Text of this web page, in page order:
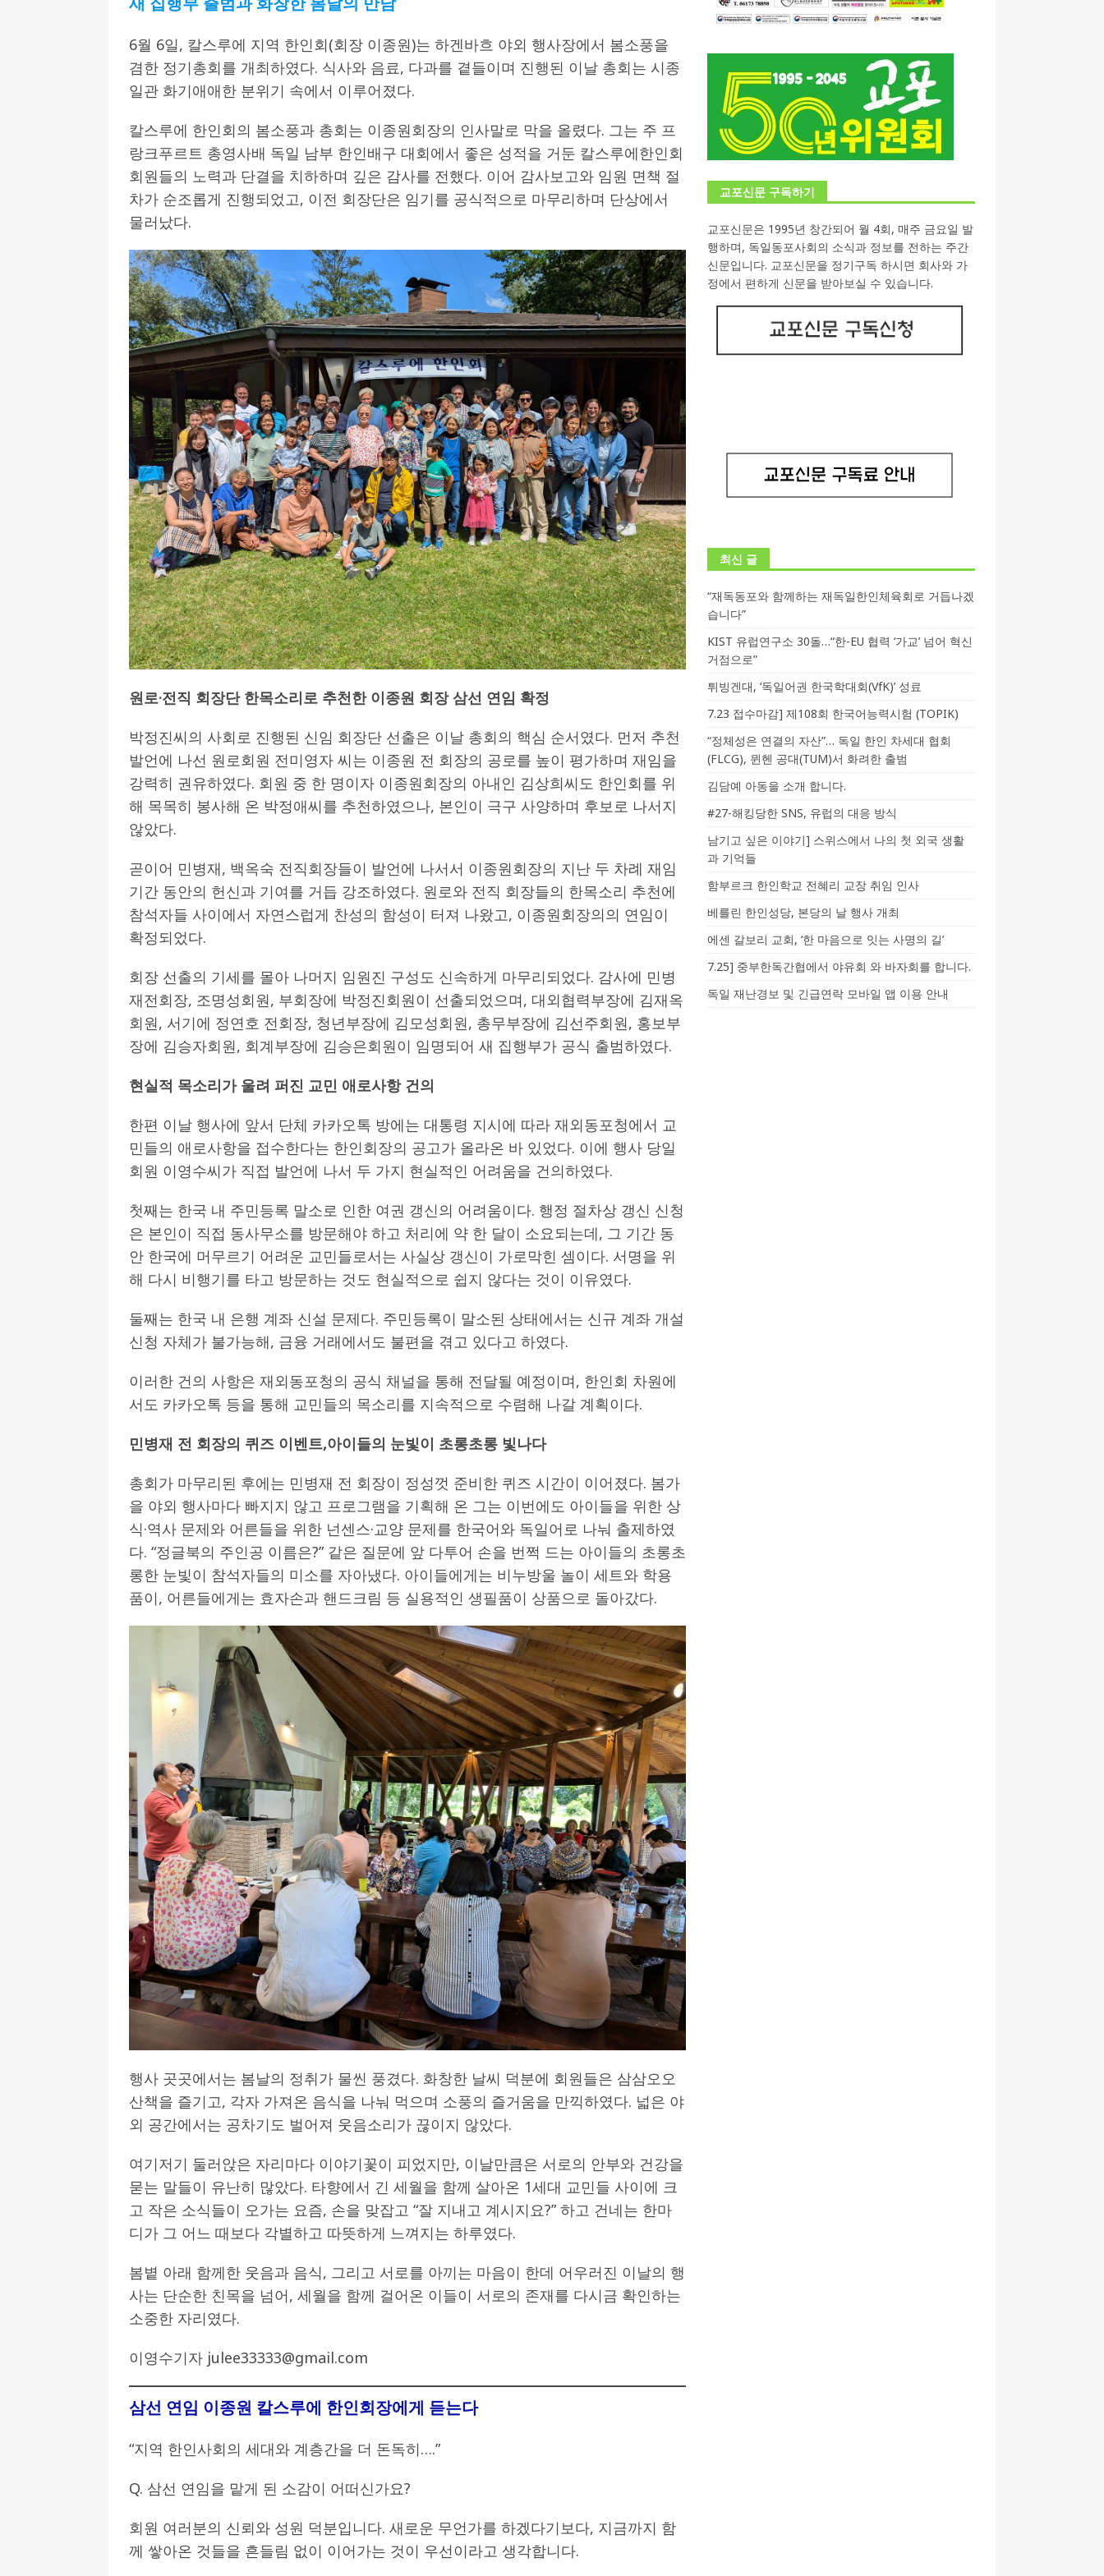
[ 2026-07-20 ] 7.23 접수마감] 제108회 한국어능력시험 (TOPIK)
게시판 / 행사 / 알림
[ 2026-07-20 ] 김담예 아동을 소개 합니다.
사랑의 손길
[ 2022-03-20 ]
사진의 주인을 찾습니다. 게시판 / 행사 / 알림
6월 6일, 칼스루에 지역 한인회(회장 이종원)는 하겐바흐 야외 행사장에서 봄소풍을
겸한 정기총회를 개최하였다. 식사와 음료, 다과를 곁들이며 진행된 이날 총회는 시종
일관 화기애애한 분위기 속에서 이루어졌다.
칼스루에 한인회의 봄소풍과 총회는 이종원회장의 인사말로 막을 올렸다. 그는 주 프
랑크푸르트 총영사배 독일 남부 한인배구 대회에서 좋은 성적을 거둔 칼스루에한인회
회원들의 노력과 단결을 치하하며 깊은 감사를 전했다. 이어 감사보고와 임원 면책 절
차가 순조롭게 진행되었고, 이전 회장단은 임기를 공식적으로 마무리하며 단상에서
물러났다.
원로·전직 회장단 한목소리로 추천한 이종원 회장 삼선 연임 확정
박정진씨의 사회로 진행된 신임 회장단 선출은 이날 총회의 핵심 순서였다. 먼저 추천
발언에 나선 원로회원 전미영자 씨는 이종원 전 회장의 공로를 높이 평가하며 재임을
강력히 권유하였다. 회원 중 한 명이자 이종원회장의 아내인 김상희씨도 한인회를 위
해 목목히 봉사해 온 박정애씨를 추천하였으나, 본인이 극구 사양하며 후보로 나서지
않았다.
곧이어 민병재, 백옥숙 전직회장들이 발언에 나서서 이종원회장의 지난 두 차례 재임
기간 동안의 헌신과 기여를 거듭 강조하였다. 원로와 전직 회장들의 한목소리 추천에
참석자들 사이에서 자연스럽게 찬성의 함성이 터져 나왔고, 이종원회장의의 연임이
확정되었다.
회장 선출의 기세를 몰아 나머지 임원진 구성도 신속하게 마무리되었다. 감사에 민병
재전회장, 조명성회원, 부회장에 박정진회원이 선출되었으며, 대외협력부장에 김재옥
회원, 서기에 정연호 전회장, 청년부장에 김모성회원, 총무부장에 김선주회원, 홍보부
장에 김승자회원, 회계부장에 김승은회원이 임명되어 새 집행부가 공식 출범하였다.
현실적 목소리가 울려 퍼진 교민 애로사항 건의
한편 이날 행사에 앞서 단체 카카오톡 방에는 대통령 지시에 따라 재외동포청에서 교
민들의 애로사항을 접수한다는 한인회장의 공고가 올라온 바 있었다. 이에 행사 당일
회원 이영수씨가 직접 발언에 나서 두 가지 현실적인 어려움을 건의하였다.
첫째는 한국 내 주민등록 말소로 인한 여권 갱신의 어려움이다. 행정 절차상 갱신 신청
은 본인이 직접 동사무소를 방문해야 하고 처리에 약 한 달이 소요되는데, 그 기간 동
안 한국에 머무르기 어려운 교민들로서는 사실상 갱신이 가로막힌 셈이다. 서명을 위
해 다시 비행기를 타고 방문하는 것도 현실적으로 쉽지 않다는 것이 이유였다.
둘째는 한국 내 은행 계좌 신설 문제다. 주민등록이 말소된 상태에서는 신규 계좌 개설
신청 자체가 불가능해, 금융 거래에서도 불편을 겪고 있다고 하였다.
이러한 건의 사항은 재외동포청의 공식 채널을 통해 전달될 예정이며, 한인회 차원에
서도 카카오톡 등을 통해 교민들의 목소리를 지속적으로 수렴해 나갈 계획이다.
민병재 전 회장의 퀴즈 이벤트,아이들의 눈빛이 초롱초롱 빛나다
총회가 마무리된 후에는 민병재 전 회장이 정성껏 준비한 퀴즈 시간이 이어졌다. 봄가
을 야외 행사마다 빠지지 않고 프로그램을 기획해 온 그는 이번에도 아이들을 위한 상
식·역사 문제와 어른들을 위한 넌센스·교양 문제를 한국어와 독일어로 나눠 출제하였
다. “정글북의 주인공 이름은?” 같은 질문에 앞 다투어 손을 번쩍 드는 아이들의 초롱초
롱한 눈빛이 참석자들의 미소를 자아냈다. 아이들에게는 비누방울 놀이 세트와 학용
품이, 어른들에게는 효자손과 핸드크림 등 실용적인 생필품이 상품으로 돌아갔다.
행사 곳곳에서는 봄날의 정취가 물씬 풍겼다. 화창한 날씨 덕분에 회원들은 삼삼오오
산책을 즐기고, 각자 가져온 음식을 나눠 먹으며 소풍의 즐거움을 만끽하였다. 넓은 야
외 공간에서는 공차기도 벌어져 웃음소리가 끊이지 않았다.
여기저기 둘러앉은 자리마다 이야기꽃이 피었지만, 이날만큼은 서로의 안부와 건강을
묻는 말들이 유난히 많았다. 타향에서 긴 세월을 함께 살아온 1세대 교민들 사이에 크
고 작은 소식들이 오가는 요즘, 손을 맞잡고 “잘 지내고 계시지요?” 하고 건네는 한마
디가 그 어느 때보다 각별하고 따뜻하게 느껴지는 하루였다.
봄볕 아래 함께한 웃음과 음식, 그리고 서로를 아끼는 마음이 한데 어우러진 이날의 행
사는 단순한 친목을 넘어, 세월을 함께 걸어온 이들이 서로의 존재를 다시금 확인하는
소중한 자리였다.
이영수기자 julee33333@gmail.com
삼선 연임 이종원 칼스루에 한인회장에게 듣는다
“지역 한인사회의 세대와 계층간을 더 돈독히….”
Q. 삼선 연임을 맡게 된 소감이 어떠신가요?
회원 여러분의 신뢰와 성원 덕분입니다. 새로운 무언가를 하겠다기보다, 지금까지 함
께 쌓아온 것들을 흔들림 없이 이어가는 것이 우선이라고 생각합니다.
교포신문 구독하기
교포신문은 1995년 창간되어 월 4회, 매주 금요일 발
행하며, 독일동포사회의 소식과 정보를 전하는 주간
신문입니다. 교포신문을 정기구독 하시면 회사와 가
정에서 편하게 신문을 받아보실 수 있습니다.
최신 글
“재독동포와 함께하는 재독일한인체육회로 거듭나겠
습니다”
KIST 유럽연구소 30돌…“한-EU 협력 ‘가교’ 넘어 혁신
거점으로”
튀빙겐대, ‘독일어권 한국학대회(VfK)’ 성료
7.23 접수마감] 제108회 한국어능력시험 (TOPIK)
“정체성은 연결의 자산”… 독일 한인 차세대 협회
(FLCG), 뮌헨 공대(TUM)서 화려한 출범
김담예 아동을 소개 합니다.
#27-해킹당한 SNS, 유럽의 대응 방식
남기고 싶은 이야기] 스위스에서 나의 첫 외국 생활
과 기억들
함부르크 한인학교 전혜리 교장 취임 인사
베를린 한인성당, 본당의 날 행사 개최
에센 갈보리 교회, ‘한 마음으로 잇는 사명의 길’
7.25] 중부한독간협에서 야유회 와 바자회를 합니다.
독일 재난경보 및 긴급연락 모바일 앱 이용 안내